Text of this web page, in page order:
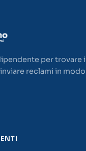
per trovare i
reclami in modo